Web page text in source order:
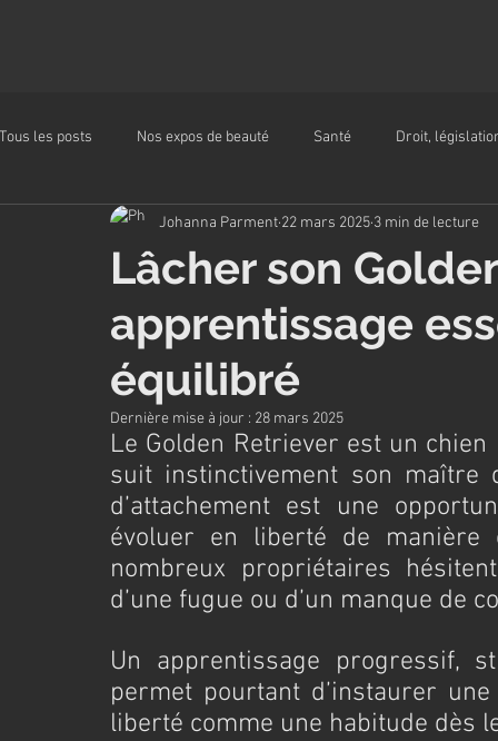
Tous les posts Nos expos de beauté Santé Droit,
Alimentation
Lâcher son
apprentissage
équilibré
Johanna Parment 22 mars 2025 3 min de lecture
Dernière mise à jour : 28 mars 2025
Le Golden Retriever est un
suit instinctivement son maître
d’attachement est une
évoluer en liberté de manière
nombreux propriétaires
d’une fugue ou d’un manque de
Un apprentissage progressif,
permet pourtant d’instaurer
liberté comme une habitude dès